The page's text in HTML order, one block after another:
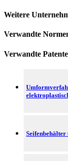
Weitere
Verwandte
Verwandte Patente